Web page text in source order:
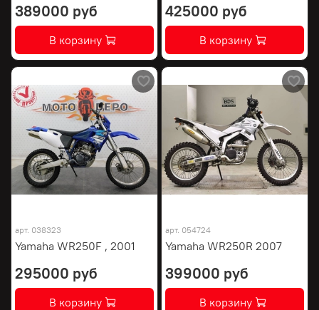
389000 руб
В корзину
425000 руб
В корзину
арт. 038323
Yamaha WR250F , 2001
295000 руб
В корзину
арт. 054724
Yamaha WR250R 2007
399000 руб
В корзину